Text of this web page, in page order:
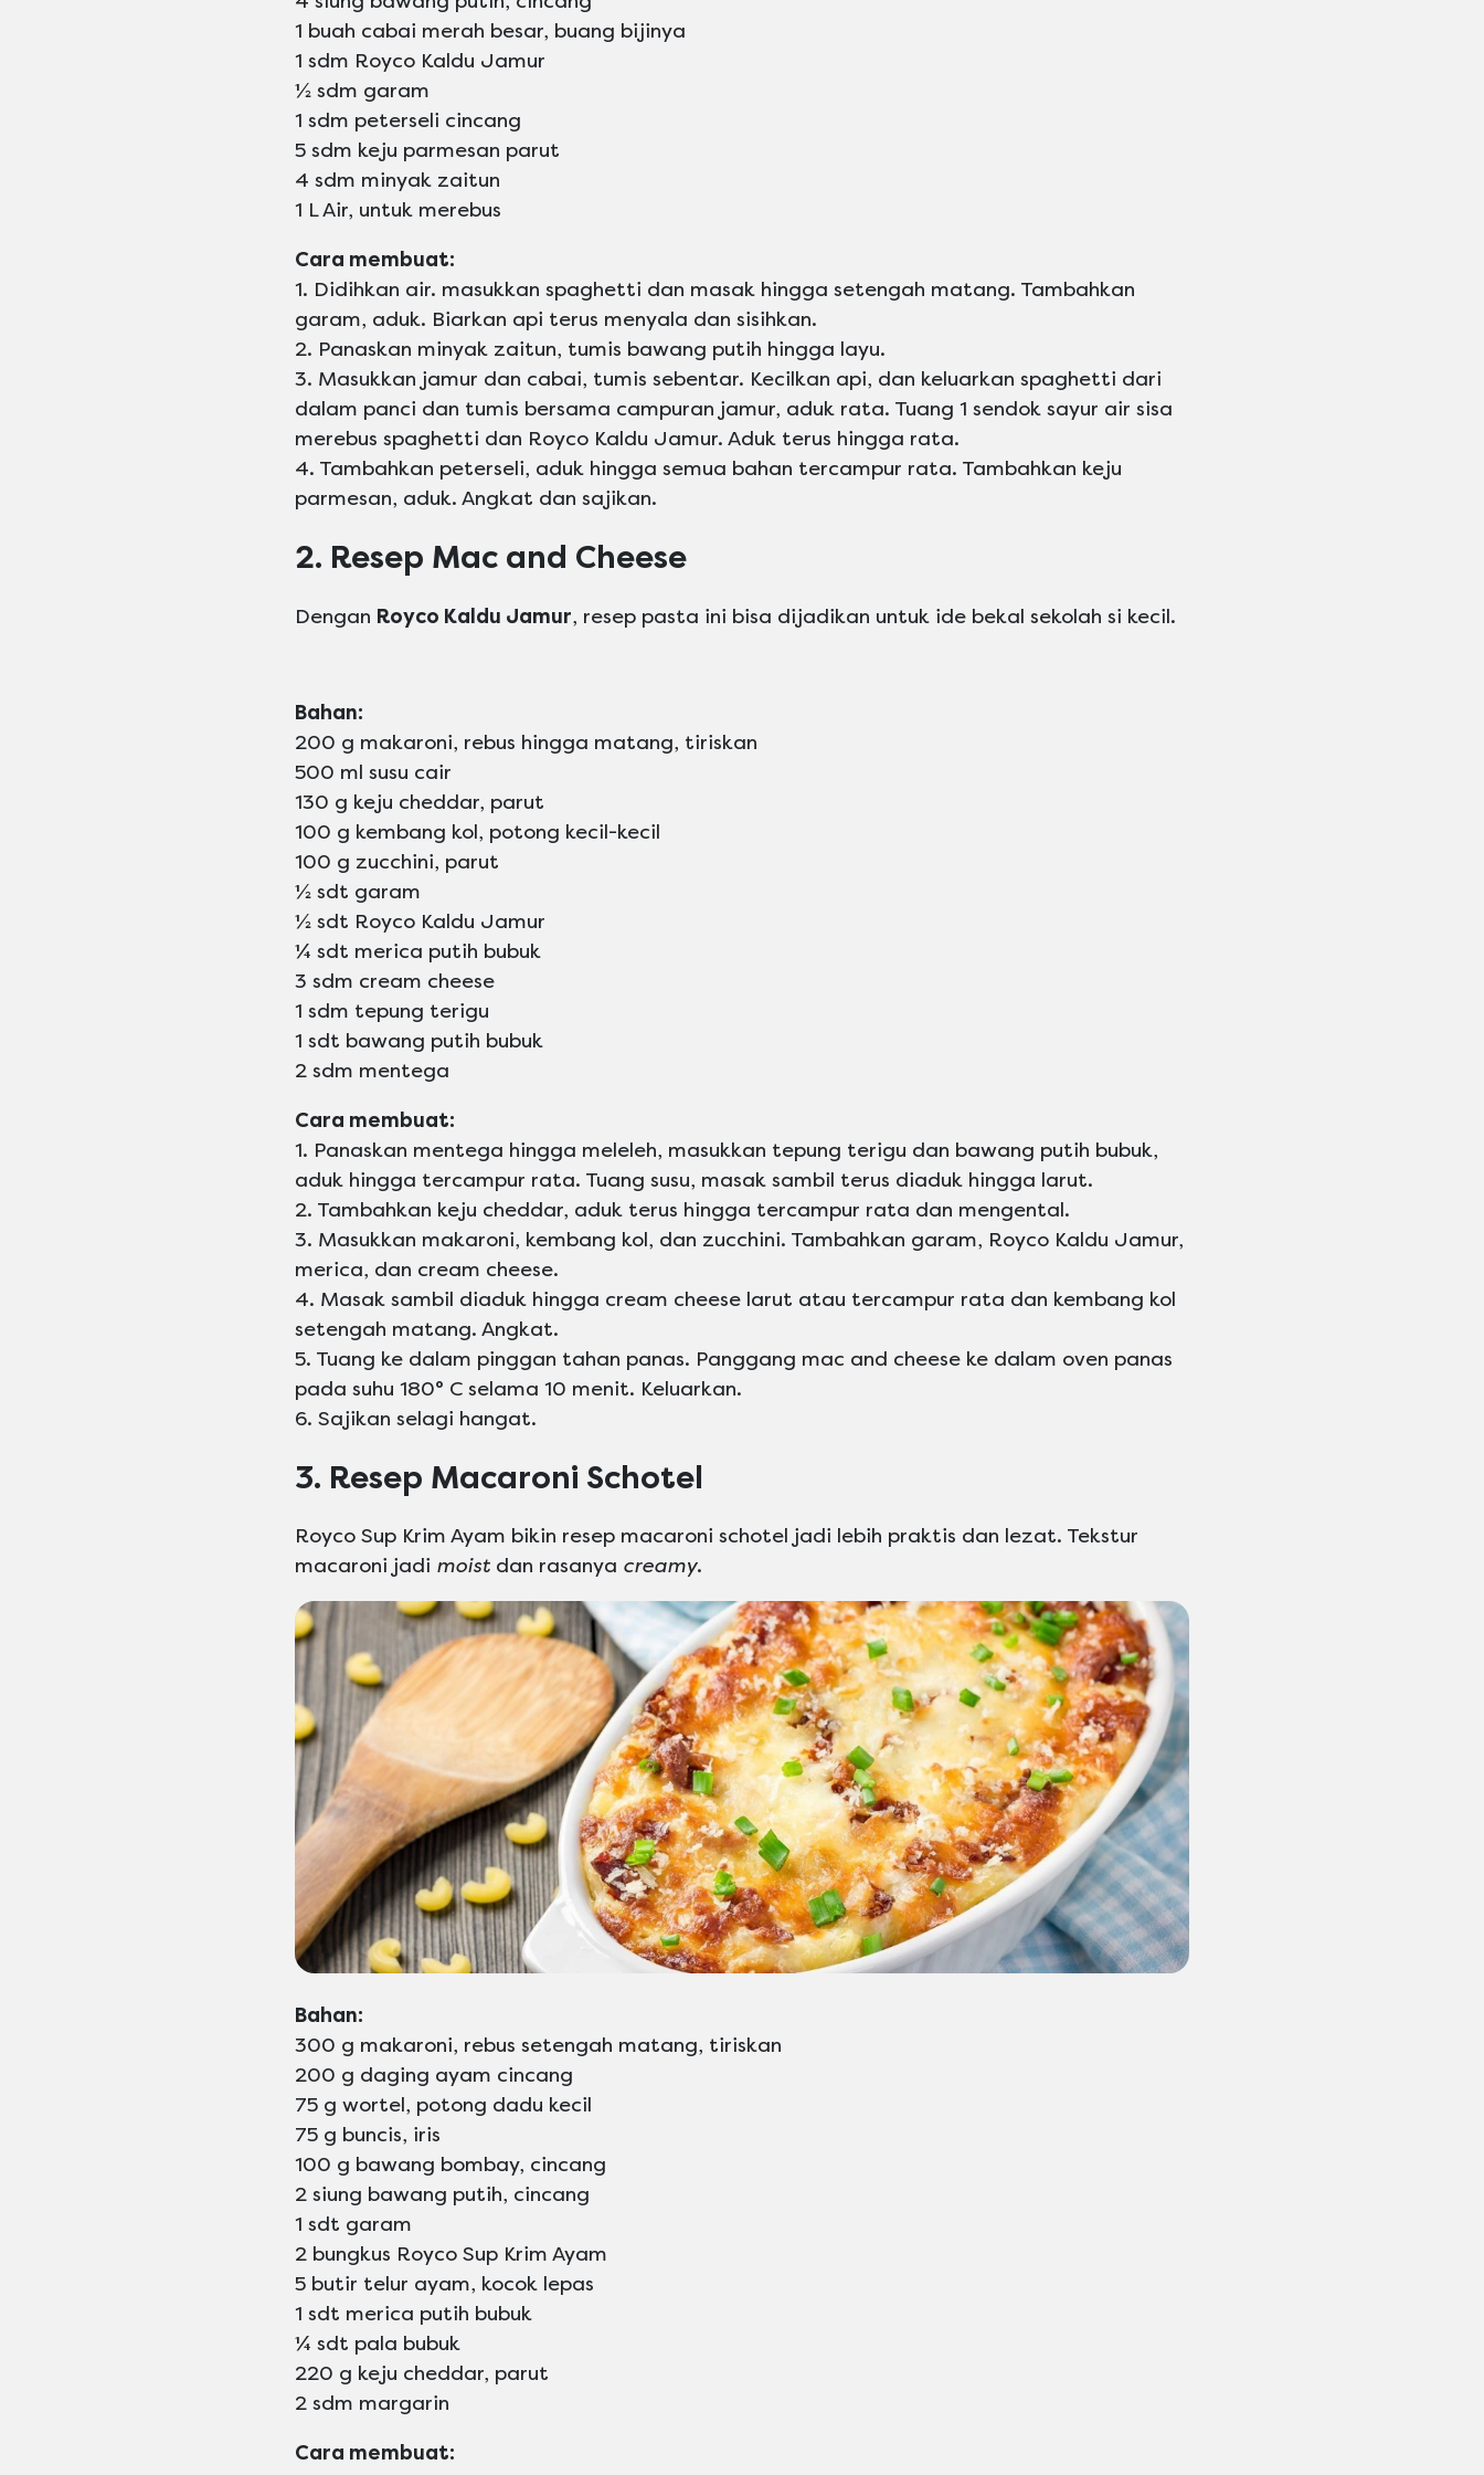
1 buah cabai merah besar, buang bijinya
1 sdm Royco Kaldu Jamur
½ sdm garam
1 sdm peterseli cincang
5 sdm keju parmesan parut
4 sdm minyak zaitun
1 L Air, untuk merebus
Cara membuat:
1. Didihkan air. masukkan spaghetti dan masak hingga setengah matang. Tambahkan
garam, aduk. Biarkan api terus menyala dan sisihkan.
2. Panaskan minyak zaitun, tumis bawang putih hingga layu.
3. Masukkan jamur dan cabai, tumis sebentar. Kecilkan api, dan keluarkan spaghetti dari
dalam panci dan tumis bersama campuran jamur, aduk rata. Tuang 1 sendok sayur air sisa
merebus spaghetti dan Royco Kaldu Jamur. Aduk terus hingga rata.
4. Tambahkan peterseli, aduk hingga semua bahan tercampur rata. Tambahkan keju
parmesan, aduk. Angkat dan sajikan.
2. Resep Mac and Cheese
Dengan Royco Kaldu Jamur, resep pasta ini bisa dijadikan untuk ide bekal sekolah si kecil.
Bahan:
200 g makaroni, rebus hingga matang, tiriskan
500 ml susu cair
130 g keju cheddar, parut
100 g kembang kol, potong kecil-kecil
100 g zucchini, parut
½ sdt garam
½ sdt Royco Kaldu Jamur
¼ sdt merica putih bubuk
3 sdm cream cheese
1 sdm tepung terigu
1 sdt bawang putih bubuk
2 sdm mentega
Cara membuat:
1. Panaskan mentega hingga meleleh, masukkan tepung terigu dan bawang putih bubuk,
aduk hingga tercampur rata. Tuang susu, masak sambil terus diaduk hingga larut.
2. Tambahkan keju cheddar, aduk terus hingga tercampur rata dan mengental.
3. Masukkan makaroni, kembang kol, dan zucchini. Tambahkan garam, Royco Kaldu Jamur,
merica, dan cream cheese.
4. Masak sambil diaduk hingga cream cheese larut atau tercampur rata dan kembang kol
setengah matang. Angkat.
5. Tuang ke dalam pinggan tahan panas. Panggang mac and cheese ke dalam oven panas
pada suhu 180° C selama 10 menit. Keluarkan.
6. Sajikan selagi hangat.
3. Resep Macaroni Schotel
Royco Sup Krim Ayam bikin resep macaroni schotel jadi lebih praktis dan lezat. Tekstur
macaroni jadi moist dan rasanya creamy.
Bahan:
300 g makaroni, rebus setengah matang, tiriskan
200 g daging ayam cincang
75 g wortel, potong dadu kecil
75 g buncis, iris
100 g bawang bombay, cincang
2 siung bawang putih, cincang
1 sdt garam
2 bungkus Royco Sup Krim Ayam
5 butir telur ayam, kocok lepas
1 sdt merica putih bubuk
¼ sdt pala bubuk
220 g keju cheddar, parut
2 sdm margarin
Cara membuat: